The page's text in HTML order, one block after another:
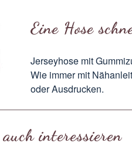
Eine Hose
Jerseyhose mit
Wie immer mit
oderAusdrucken.
interessieren